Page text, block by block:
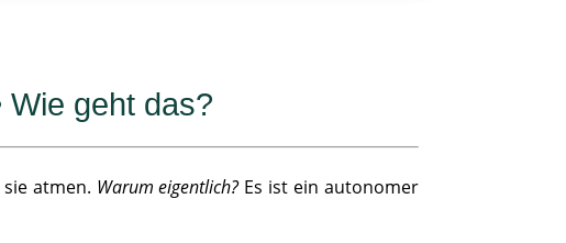
Wie geht das?
atmen. Warum eigentlich?Es ist ein autonomer